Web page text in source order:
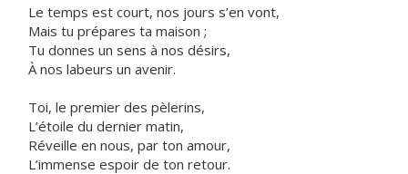
Le temps est court, nos jours s’en vont,
Mais tu prépares ta maison ;
Tu donnes un sens à nos désirs,
À nos labeurs un avenir.
Toi, le premier des pèlerins,
L’étoile du dernier matin,
Réveille en nous, par ton amour,
L’immense espoir de ton retour.